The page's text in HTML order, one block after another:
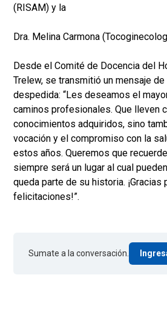
(RISAM) y la
Dra. Melina Carmona
Desde el Comité de Docencia del
Trelew, se transmitió un mensaje
despedida: “Les deseamos el
caminos profesionales. Que lleven
conocimientos adquiridos, sino
vocación y el compromiso con la
estos años. Queremos que
siempre será un lugar al cual
queda parte de su historia. ¡Gracias
felicitaciones!”.
Sumate a la conversación.